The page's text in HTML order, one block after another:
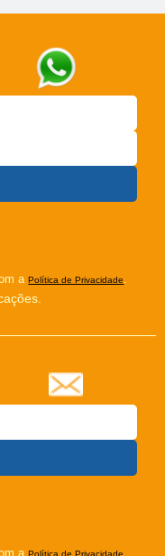
aPolítica de Privacidade.
aPolítica de Privacidade.